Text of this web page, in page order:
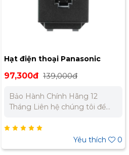
Hạt điện thoại Panasonic
WEV2364B-G
97,300đ 139,000đ
Bảo Hành Chính Hãng 12
Tháng Liên hệ chúng tôi để
án. Miền Bắc : 0989 310 979 –
0902 303 733 – 0945 332 980
Yêu thích 0